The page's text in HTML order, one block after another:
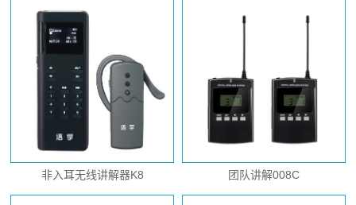
非入耳无线讲解器K8 团队讲解008C